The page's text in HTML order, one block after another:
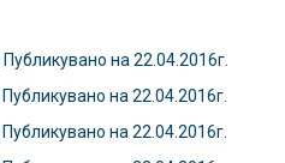
| Публикувано на 22.04.2016г.
| Публикувано на 22.04.2016г.
| Публикувано на 22.04.2016г.